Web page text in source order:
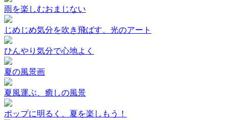
雨を楽しむおまじない
じめじめ気分を吹き飛ばす、光のアート
ひんやり気分で心地よく
夏の風景画
夏風運ぶ、癒しの風景
ポップに明るく、夏を楽しもう！